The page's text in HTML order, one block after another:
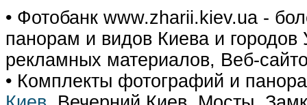
• Фотобанк www.zharii.kiev.ua -
панорам и видов Киева и городов
рекламных материалов, Веб-
• Комплекты фотографий и